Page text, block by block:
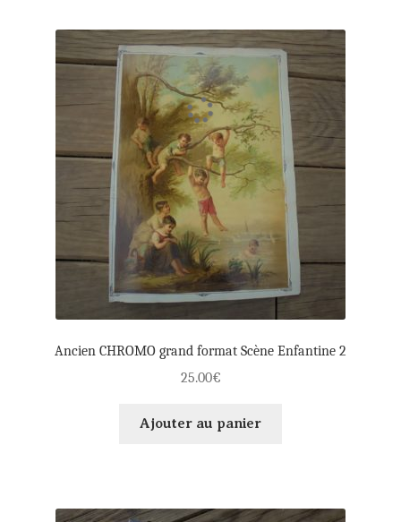
Ancien CHROMO grand format Scène Enfantine 2
25.00€
Ajouter au panier